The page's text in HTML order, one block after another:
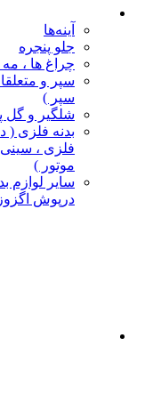
آینه‌ها
جلو پنجره
چراغ‌ ها ،
سپر و
سپر )
شلگیر و
بدنه فلزی (
فلزی ، سینی
موتور )
سایر لوازم
درپوش